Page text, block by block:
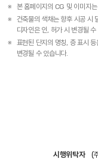
본 홈페이지의 CG 및 이미지
건축물의 색채는 향후 시공 시
디자인은 인, 허가 시 변경될 수
표현된 단지의 명칭, 층 표시
변경될 수 있습니다.
시행위탁자 (